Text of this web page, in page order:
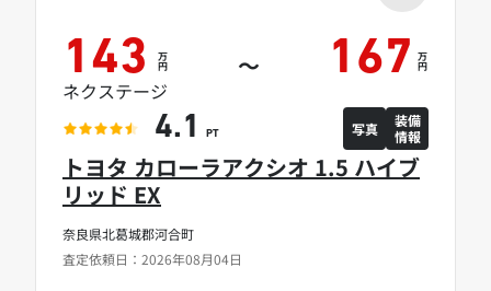
奈良県北葛城郡河合町
査定依頼日：2026年08月04日
トヨタ カローラアクシオ 1.5 ハイブ
リッド EX
143 万
円 ～ 167 万
円
ネクステージ
4.1 PT 写真
装備
情報